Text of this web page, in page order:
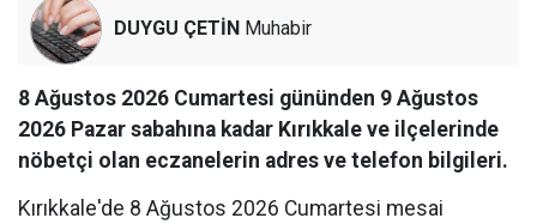
DUYGU ÇETİN Muhabir
8 Ağustos 2026 Cumartesi gününden 9 Ağustos
2026 Pazar sabahına kadar Kırıkkale ve ilçelerinde
nöbetçi olan eczanelerin adres ve telefon bilgileri.
Kırıkkale'de 8 Ağustos 2026 Cumartesi mesai